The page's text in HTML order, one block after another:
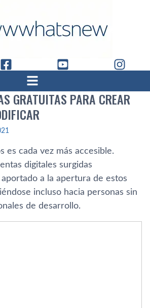
GRATUITAS PARA CREAR
es cada vez más accesible.
digitales surgidas
a la apertura de estos
incluso hacia personas sin
de desarrollo.